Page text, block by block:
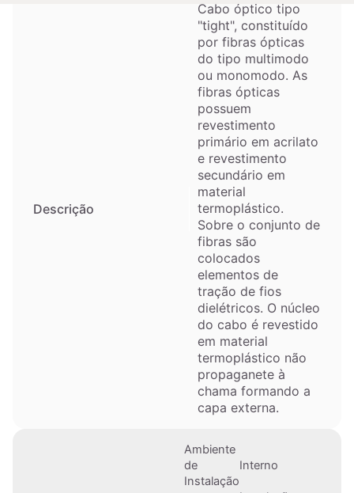
Descrição
Cabo óptico tipo
"tight", constituído
por fibras ópticas
do tipo multimodo
ou monomodo. As
fibras ópticas
possuem
revestimento
primário em acrilato
e revestimento
secundário em
material
termoplástico.
Sobre o conjunto de
fibras são
colocados
elementos de
tração de fios
dielétricos. O núcleo
do cabo é revestido
em material
termoplástico não
propaganete à
chama formando a
capa externa.
Ambiente
de
Instalação
Interno